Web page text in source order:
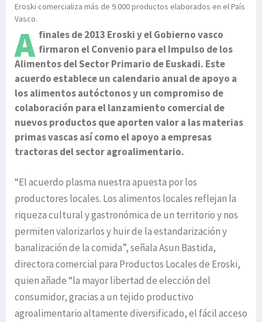
Eroski comercializa más de 9.000 productos elaborados en el País
Vasco.
A finales de 2013 Eroski y el Gobierno vasco
firmaron el Convenio para el Impulso de los
Alimentos del Sector Primario de Euskadi. Este
acuerdo establece un calendario anual de apoyo a
los alimentos autóctonos y un compromiso de
colaboración para el lanzamiento comercial de
nuevos productos que aporten valor a las materias
primas vascas así como el apoyo a empresas
tractoras del sector agroalimentario.
“El acuerdo plasma nuestra apuesta por los
productores locales. Los alimentos locales reflejan la
riqueza cultural y gastronómica de un territorio y nos
permiten valorizarlos y huir de la estandarización y
banalización de la comida”, señala Asun Bastida,
directora comercial para Productos Locales de Eroski,
quien añade “la mayor libertad de elección del
consumidor, gracias a un tejido productivo
agroalimentario altamente diversificado, el fácil acceso